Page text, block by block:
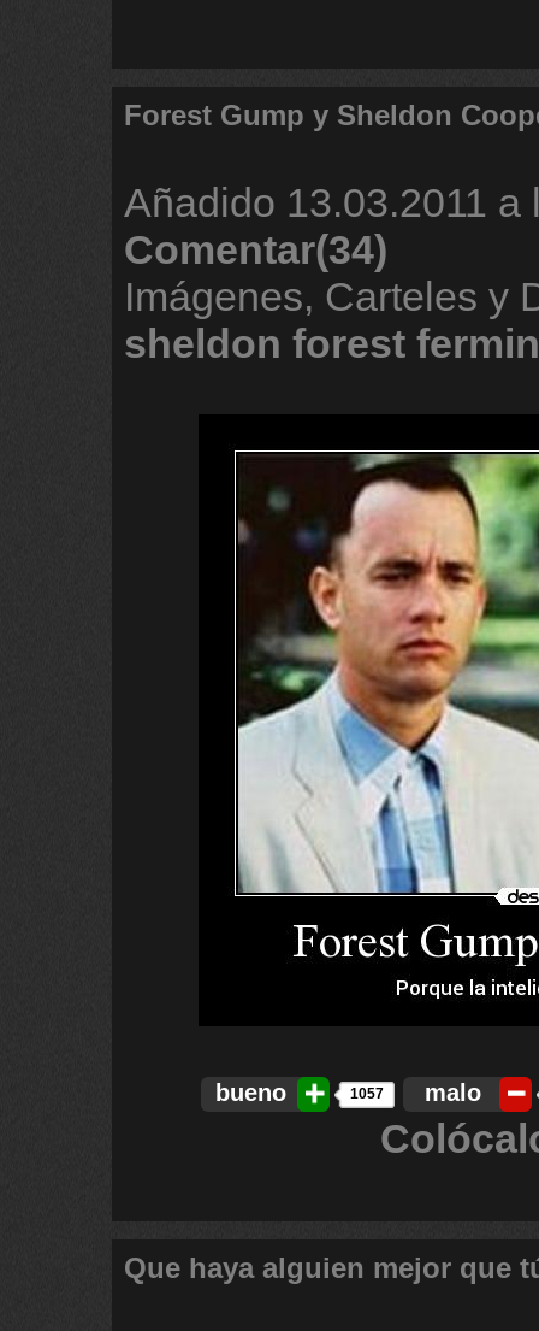
Forest Gump y Sheldon
Añadido 13.03.2011 a
Comentar(34)
Imágenes, Carteles y
sheldon forest
bueno 1057 malo
Que haya alguien mejor que